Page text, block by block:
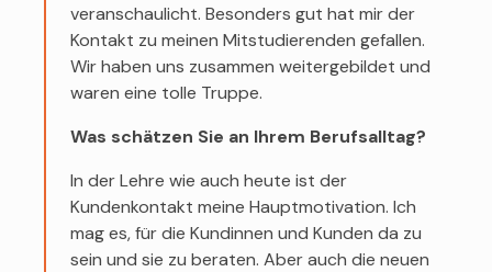
veranschaulicht. Besonders gut hat mir der
Kontakt zu meinen Mitstudierenden gefallen.
Wir haben uns zusammen weitergebildet und
waren eine tolle Truppe.
Was schätzen Sie an Ihrem Berufsalltag?
In der Lehre wie auch heute ist der
Kundenkontakt meine Hauptmotivation. Ich
mag es, für die Kundinnen und Kunden da zu
sein und sie zu beraten. Aber auch die neuen